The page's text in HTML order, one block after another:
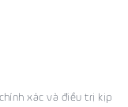
xác và điều trị kịp